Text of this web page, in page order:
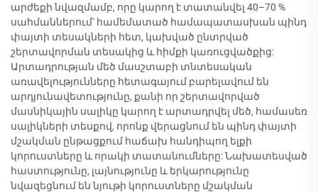
արժեքի նվազմամբ, որը կարող է տատանվել 40–70 %
սահմաններում՝ համեմատած համապատասխան պինդ
փայտի տեսակների հետ, կախված ընտրված
շերտավորման տեսակից և հիմքի կառուցվածքից:
Արտադրության մեծ մասշտաբի տնտեսական
առավելությունները հետագայում բարելավում են
արդյունավետությունը, քանի որ շերտավորված
մասնիկային սալիկը կարող է արտադրվել մեծ, համասեռ
սալիկների տեսքով, որոնք վերացնում են պինդ փայտի
մշակման ընթացքում հաճախ հանդիպող ելքի
կորուստները և որակի տատանումները: Նախատեսված
հաստությունը, լայնությունը և երկարությունը
նվազեցնում են նյութի կորուստները մշակման